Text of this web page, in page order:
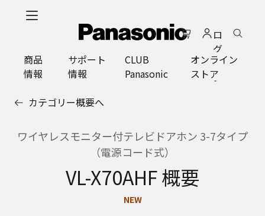
ロ
グ
イ
ン
商品
情報
サポート
情報
CLUB
Panasonic
オンライン
ストア
カテゴリー概要へ
ワイヤレスモニター付テレビドアホン 3-7タイプ
（電源コード式）
VL-X70AHF 概要
NEW